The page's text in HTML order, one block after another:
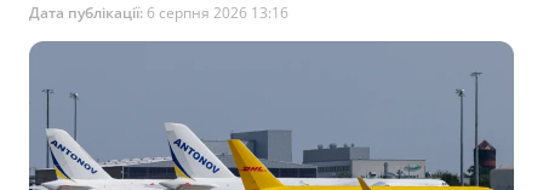
Дата публікації: 6 серпня 2026 13:16